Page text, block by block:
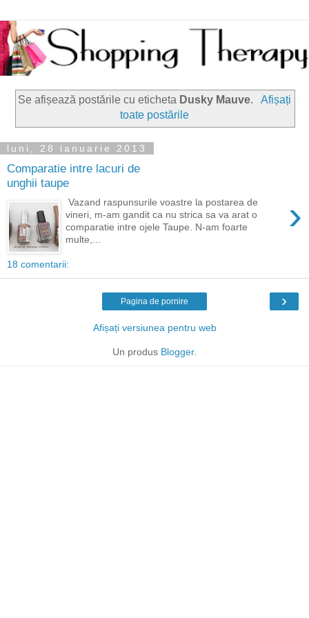
Se afișează postările cu eticheta Dusky Mauve.
Afișați
toate postările
luni, 28 ianuarie 2013
Comparatie intre lacuri de
unghii taupe
›
Vazand raspunsurile voastre la postarea de
vineri, m-am gandit ca nu strica sa va arat o
comparatie intre ojele Taupe. N-am foarte
multe,...
18 comentarii:
›
Pagina de pornire
Afișați versiunea pentru web
Un produs Blogger.